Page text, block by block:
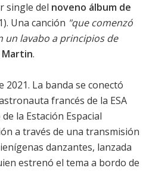
single del noveno álbum de
Una canción "que comenzó
un lavabo a principios de
Martin.
2021. La banda se conectó
francés de la ESA
la Estación Espacial
a través de una transmisión
danzantes, lanzada
estrenó el tema a bordo de